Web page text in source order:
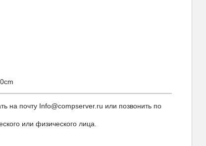
на почту Info@compserver.ru или позвонить по
или физического лица.